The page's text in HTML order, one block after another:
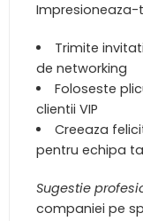
Impresioneaza-
Trimite
de networking
Foloseste
clientii VIP
Creeaza
pentru echipa ta
Sugestie
companiei pe